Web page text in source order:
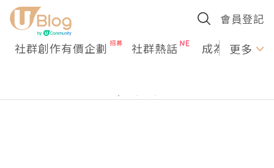
會員登記
社群創作有價企劃 社群熱話 成為U更多